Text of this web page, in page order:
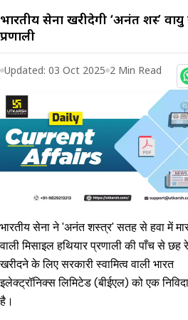
भारतीय सेना खरीदेगी ‘अनंत शस्त्र’ वायु
प्रणाली
Updated: 03 Oct 2025 2 Min Read
भारतीय सेना ने 'अनंत शस्त्र' सतह से हवा में
वाली मिसाइल हथियार प्रणाली की पाँच से छह
खरीदने के लिए सरकारी स्वामित्व वाली भारत
इलेक्ट्रॉनिक्स लिमिटेड (बीईएल) को एक
है।